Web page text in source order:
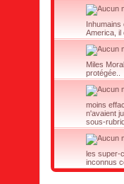
Inhumains
America, il
Miles
protégée..
moins
n'avaient
sous-
les super-
inconnus